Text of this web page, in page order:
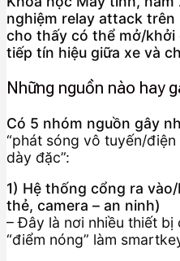
nghiệm relay attack trên
cho thấy có thể mở/khởi
tiếp tín hiệu giữa xe và
Những nguồn nào hay
Có 5 nhóm nguồn gây
“phát sóng vô tuyến/
dày đặc”:
1) Hệ thống cổng ra
thẻ, camera – an ninh)
– Đây là nơi nhiều thiết
“điểm nóng” làm